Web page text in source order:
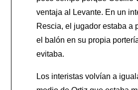
ventaja al Levante. En un
Rescia, el jugador estaba a
el balón en su propia
evitaba.
Los interistas volvían a